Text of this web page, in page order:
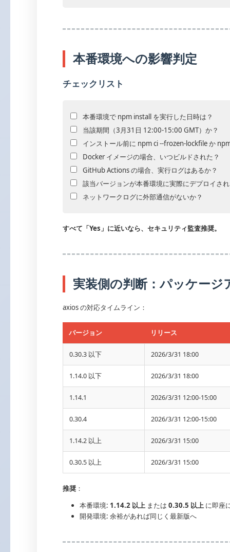
本番環境への影響判定
チェックリスト
本番環境で npm install を実行した日時は？
当該期間（3月31日 12:00-15:00 GMT）か？
インストール前に npm ci --frozen-lockfile か
Docker イメージの場合、いつビルドされた？
GitHub Actions の場合、実行ログはあるか？
該当バージョンが本番環境に実際にデプロイさ
ネットワークログに外部通信がないか？
すべて「Yes」に近いなら、セキュリティ監査推奨。
実装側の判断：パッケー
axios の対応タイムライン：
バージョン リリース
0.30.3 以下 2026/3/31 18:00
1.14.0 以下 2026/3/31 18:00
1.14.1 2026/3/31 12:00-15:00
0.30.4 2026/3/31 12:00-15:00
1.14.2 以上 2026/3/31 15:00
0.30.5 以上 2026/3/31 15:00
推奨 ：
本番環境: 1.14.2 以上 または 0.30.5 以上 に即座
開発環境: 余裕があれば同じく最新版へ